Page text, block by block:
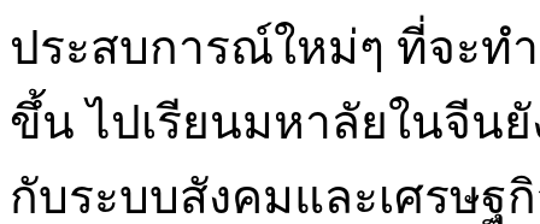
ประสบการณ์ใหม่ๆ ที่จะท
ขึ้น ไปเรียนมหาลัยในจีนยั
กับระบบสังคมและเศรษ